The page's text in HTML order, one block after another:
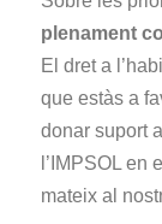
plenament
El dret a
que estàs a
donar suport
l’IMPSOL
mateix al